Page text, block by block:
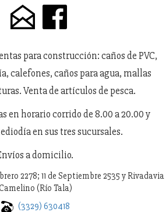
para construcción: caños de PVC,
calefones, caños para agua, mallas
Venta de artículos de pesca.
en horario corrido de 8.00 a 20.00 y
en sus tres sucursales.
a domicilio.
2278; 11 de Septiembre 2535 y Rivadavia
(Río Tala)
(3329) 630418